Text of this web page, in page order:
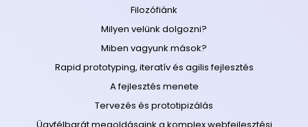
Filozófiánk
Milyen velünk dolgozni?
Miben vagyunk mások?
Rapid prototyping, iteratív és agilis fejlesztés
A fejlesztés menete
Tervezés és prototipizálás